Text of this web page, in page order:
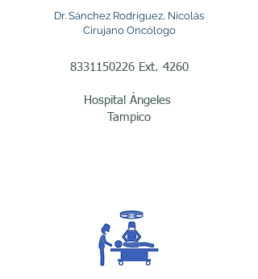
paciente.
El cáncer de colon y recto
también representa una
causa frecuente de
al evacuar, cambios
persistentes en el hábito
Dr. Sánchez Rodríguez, Nicolás
Cirujano Oncólogo
8331150226Ext. 4260
Hospital Ángeles
Tampico